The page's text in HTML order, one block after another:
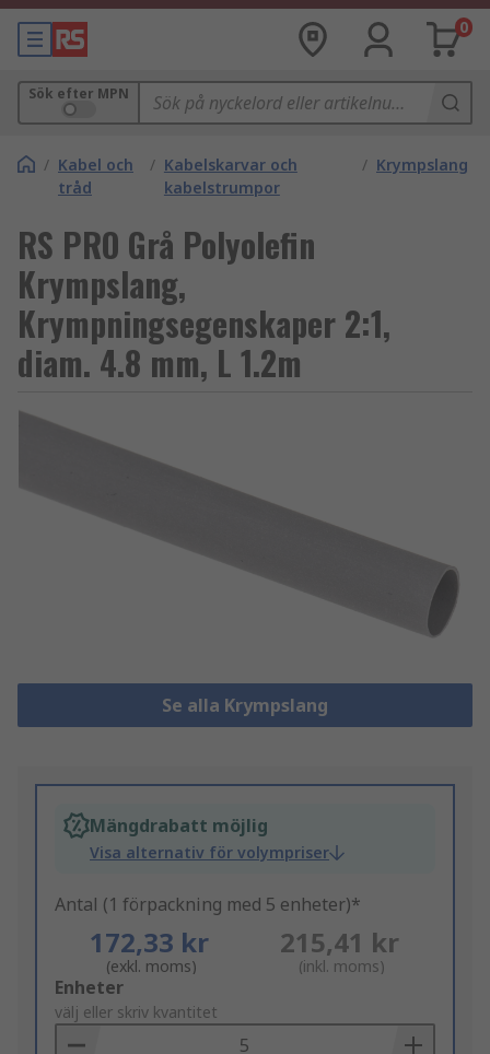
0
Sök efter MPN
/ Kabel och
tråd
/ Kabelskarvar och
kabelstrumpor
/ Krympslang
RS PRO Grå Polyolefin
Krympslang,
Krympningsegenskaper 2:1,
diam. 4.8 mm, L 1.2m
Se alla Krympslang
Mängdrabatt möjlig
Visa alternativ för volympriser
Antal (1 förpackning med 5 enheter)*
172,33 kr
(exkl. moms)
215,41 kr
(inkl. moms)
Add
to
Basket
Enheter
välj eller skriv kvantitet